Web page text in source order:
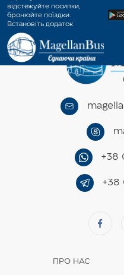
відстежуйте посилки,
бронюйте поїздки.
Встановіть додаток
MagellanBus.
+38
+38
ПРО НАС